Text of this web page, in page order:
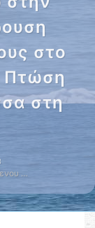
στο
Πτώση
στη
…